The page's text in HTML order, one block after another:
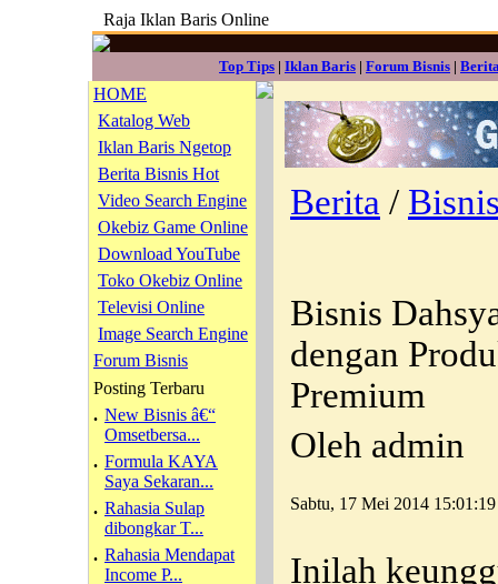
Raja Iklan Baris Online
Top Tips | Iklan Baris | Forum Bisnis |
HOME
Katalog Web
Iklan Baris Ngetop
Berita Bisnis Hot
Video Search Engine
Okebiz Game Online
Download YouTube
Toko Okebiz Online
Televisi Online
Image Search Engine
Forum Bisnis
Posting Terbaru
. New Bisnis â€“
Omsetbersa...
. Formula KAYA
Saya Sekaran...
. Rahasia Sulap
dibongkar T...
. Rahasia Mendapat
Income P...
Berita /
Bisnis
dengan
Premium
Oleh admin
Sabtu, 17 Mei 2014 15:01:19
Inilah